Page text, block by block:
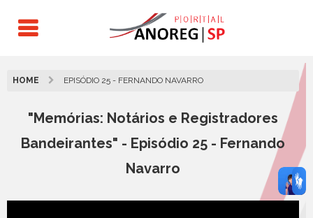
HOME EPISÓDIO 25 - FERNANDO NAVARRO
"Memórias: Notários e Registradores
Bandeirantes" - Episódio 25 - Fernando
Navarro